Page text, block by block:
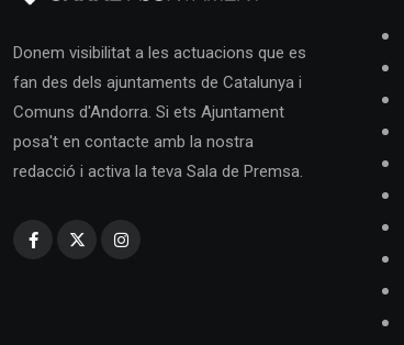
Donem visibilitat a les actuacions que es
fan des dels ajuntaments de Catalunya i
Comuns d'Andorra. Si ets Ajuntament
posa't en contacte amb la nostra
redacció i activa la teva Sala de Premsa.